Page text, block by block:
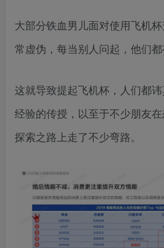
大部分铁血男儿面对使用飞机
常虚伪，每当别人问起，他们都
这就导致提起飞机杯，人们都
经验的传授，以至于不少朋友
探索之路上走了不少弯路。